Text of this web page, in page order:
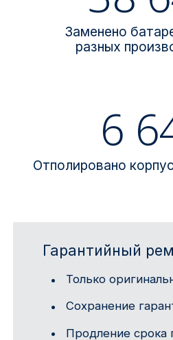
Заменено
разных
6
Отполировано
Гарантийный
Только
Сохранение
Продление срока